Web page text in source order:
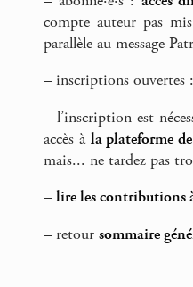
compte auteur pas
parallèle au message
– inscriptions ouvertes
– l’inscription est
accès à la plateforme
mais... ne tardez pas
– lire les contributions
– retour sommaire